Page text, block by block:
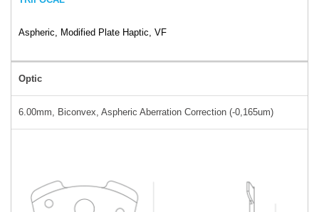
Aspheric, Modified Plate Haptic, VF
Optic
6.00mm, Biconvex, Aspheric Aberration Correction (-0,165um)